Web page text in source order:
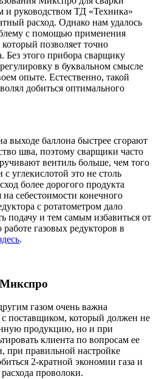
и руководством ТД «Техника»
расход. Однако нам удалось
с помощью применения
позволяет точно
Без этого прибора сварщику
в буквальном смысле
опыте. Естественно, такой
добиться оптимального
выходе баллона быстрее сгорают
шва, поэтому сварщики часто
вентиль больше, чем того
углекислотой это не столь
более дорогого продукта
на себестоимости конечного
с ротатометром дало
подачу и тем самым избавиться от
работе газовых редукторов в
.
газом очень важна
с поставщиком, который должен не
продукцию, но и при
клиента по вопросам ее
при правильной настройке
2-кратной экономии газа и
проволоки.